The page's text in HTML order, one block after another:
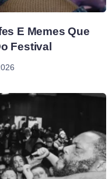
E Memes Que
Festival